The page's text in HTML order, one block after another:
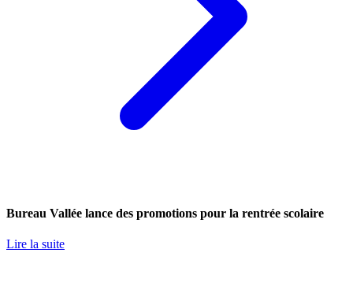
Bureau Vallée lance des promotions pour la rentrée scolaire
Lire la suite